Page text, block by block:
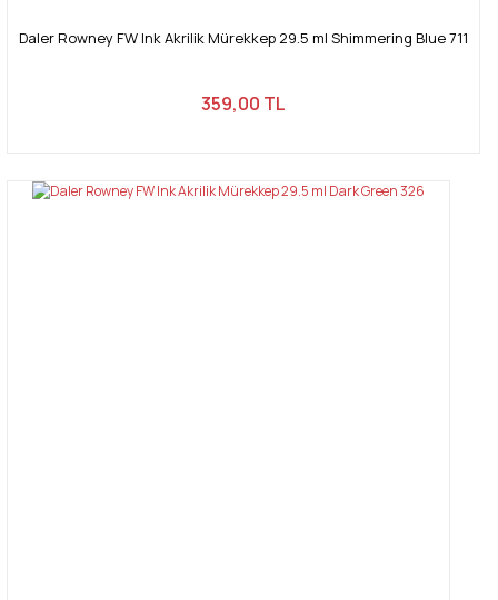
Daler Rowney FW Ink Akrilik Mürekkep 29.5 ml Shimmering Blue 711
359,00 TL